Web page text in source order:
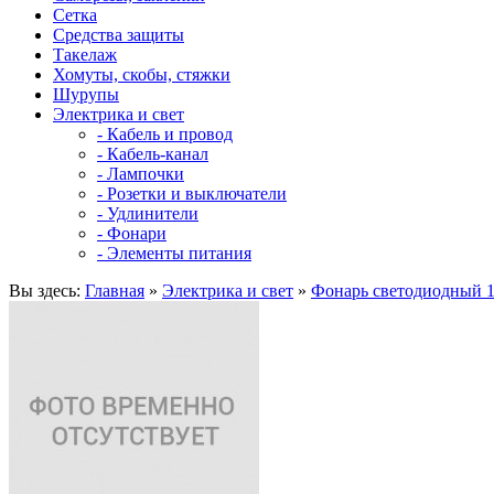
Сетка
Средства защиты
Такелаж
Хомуты, скобы, стяжки
Шурупы
Электрика и свет
- Кабель и провод
- Кабель-канал
- Лампочки
- Розетки и выключатели
- Удлинители
- Фонари
- Элементы питания
Вы здесь: Главная » Электрика и свет » Фонарь светодиодный